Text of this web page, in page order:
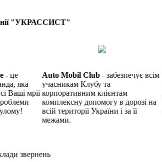
"УКРАССИСТ"
- це
яка
Ваші мрії
Auto Mobil Club - забезпечує всім
учасникам Клубу та
корпоративним клієнтам
комплексну допомогу в дорозі на
всій території України і за її
межами.
звернень